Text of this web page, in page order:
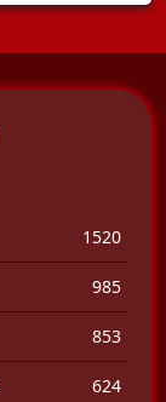
1520
985
853
624